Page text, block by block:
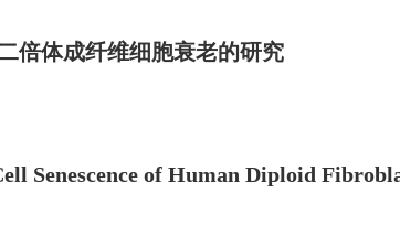
倍体成纤维细胞衰老的研究
Senescence of Human Diploid